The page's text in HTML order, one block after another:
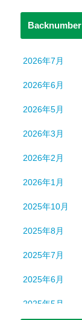
Backnumber
2026年7月
2026年6月
2026年5月
2026年3月
2026年2月
2026年1月
2025年10月
2025年8月
2025年7月
2025年6月
2025年5月